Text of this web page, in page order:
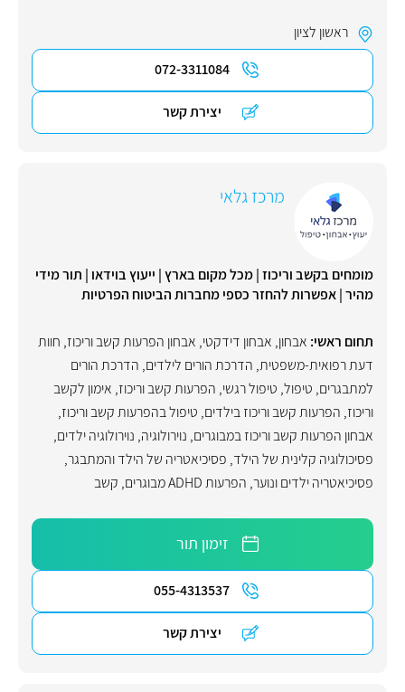
ראשון לציון
072-3311084
יצירת קשר
מרכז גלאי
מומחים בקשב וריכוז | מכל מקום בארץ | ייעוץ בוידאו | תור מידי
מהיר | אפשרות להחזר כספי מחברות הביטוח הפרטיות
תחום ראשי: אבחון, אבחון דידקטי, אבחון הפרעות קשב וריכוז, חוות
דעת רפואית-משפטית, הדרכת הורים לילדים, הדרכת הורים
למתבגרים, טיפול, טיפול רגשי, הפרעות קשב וריכוז, אימון לקשב
וריכוז, הפרעות קשב וריכוז בילדים, טיפול בהפרעות קשב וריכוז,
אבחון הפרעות קשב וריכוז במבוגרים, נוירולוגיה, נוירולוגיה ילדים,
פסיכולוגיה קלינית של הילד, פסיכיאטריה של הילד והמתבגר,
פסיכיאטריה ילדים ונוער, הפרעות ADHD מבוגרים , קשב
זימון תור
055-4313537
יצירת קשר